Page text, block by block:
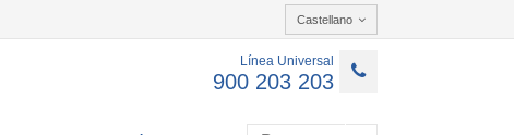
Castellano
Línea Universal
900 203 203